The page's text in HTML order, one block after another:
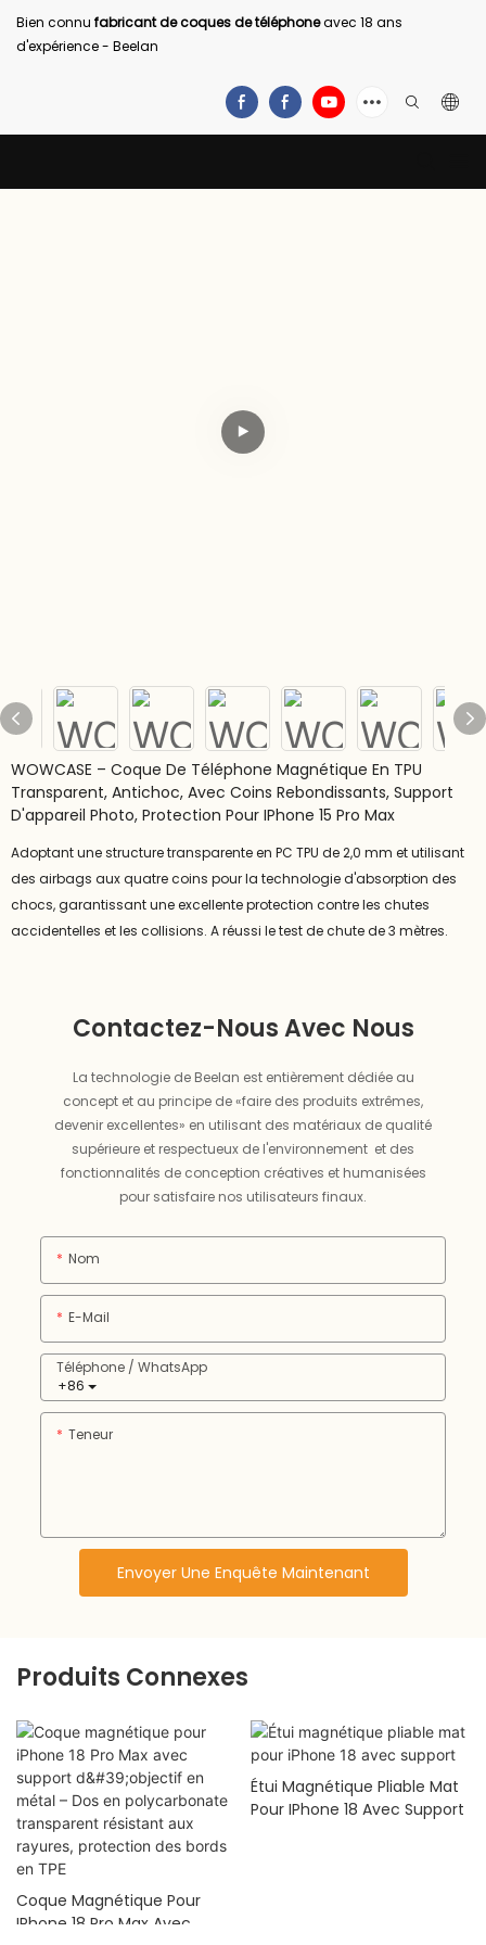
Bien connu fabricant de coques de téléphoneavec 18 ans
d'expérience - Beelan
WOWCASE – Coque De Téléphone Magnétique En TPU
Transparent, Antichoc, Avec Coins Rebondissants, Support
D'appareil Photo, Protection Pour IPhone 15 Pro Max
Adoptant une structure transparente en PC TPU de 2,0 mm et utilisant
des airbags aux quatre coins pour la technologie d'absorption des
chocs, garantissant une excellente protection contre les chutes
accidentelles et les collisions. A réussi le test de chute de 3 mètres.
Contactez-Nous Avec Nous
La technologie de Beelan est entièrement dédiée au
concept et au principe de «faire des produits extrêmes,
devenir excellentes» en utilisant des matériaux de qualité
supérieure et respectueux de l'environnement et des
fonctionnalités de conception créatives et humanisées
pour satisfaire nos utilisateurs finaux.
Nom
E-Mail
+86
Téléphone / WhatsApp
Teneur
Envoyer Une Enquête Maintenant
Produits Connexes
Coque Magnétique Pour
IPhone 18 Pro Max Avec
Étui Magnétique Pliable Mat
Pour IPhone 18 Avec Support